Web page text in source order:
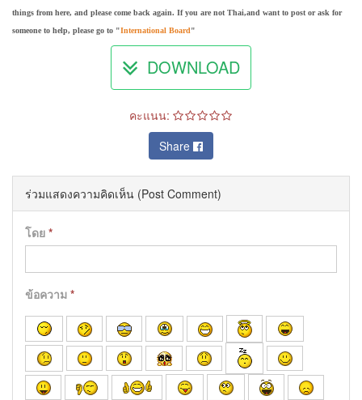
things from here, and please come back again. If you are not Thai,and want to post or ask for
someone to help, please go to "International Board"
DOWNLOAD
คะแนน:
Share
ร่วมแสดงความคิดเห็น (Post Comment)
โดย *
ข้อความ *